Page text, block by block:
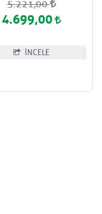
5.221,00
4.699,00
İNCELE